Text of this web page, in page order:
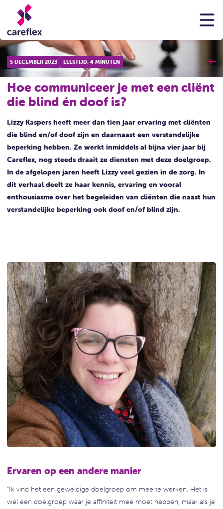
5 DECEMBER 2023 LEESTIJD: 4 MINUTEN
Hoe communiceer je met een cliënt
die blind én doof is?
Lizzy Kaspers heeft meer dan tien jaar ervaring met cliënten
die blind en/of doof zijn en daarnaast een verstandelijke
beperking hebben. Ze werkt inmiddels al bijna vier jaar bij
Careflex, nog steeds draait ze diensten met deze doelgroep.
In de afgelopen jaren heeft Lizzy veel gezien in de zorg. In
dit verhaal deelt ze haar kennis, ervaring en vooral
enthousiasme over het begeleiden van cliënten die naast hun
verstandelijke beperking ook doof en/of blind zijn.
Ervaren op een andere manier
"Ik vind het een geweldige doelgroep om mee te werken. Het is
wel een doelgroep waar je affiniteit mee moet hebben, maar als je